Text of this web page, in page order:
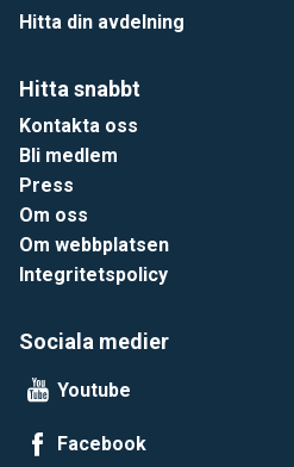
Hitta din avdelning
Hitta snabbt
Kontakta oss
Bli medlem
Press
Om oss
Om webbplatsen
Integritetspolicy
Sociala medier
Youtube
Facebook